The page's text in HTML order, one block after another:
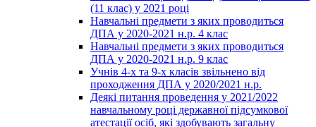
(11 клас) у 2021 році
Навчальні предмети з яких проводиться
ДПА у 2020-2021 н.р. 4 клас
Навчальні предмети з яких проводиться
ДПА у 2020-2021 н.р. 9 клас
Учнів 4-х та 9-х класів звільнено від
проходження ДПА у 2020/2021 н.р.
Деякі питання проведення у 2021/2022
навчальному році державної підсумкової
атестації осіб, які здобувають загальну